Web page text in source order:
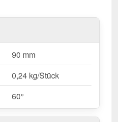
bestellen – Für eine
Wasserführung!
90 mm
0,24 kg/Stück
60°